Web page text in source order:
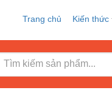
Trang chủ Kiến thức